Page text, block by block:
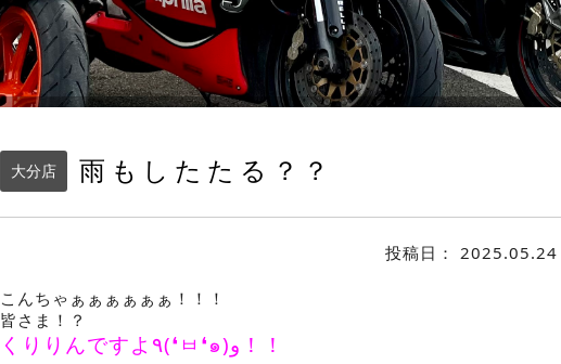
大分店 雨もしたたる？？
投稿日： 2025.05.24
こんちゃぁぁぁぁぁぁ！！！
皆さま！？
くりりんですよ ٩(❛ ㅂ ❛๑) و！！